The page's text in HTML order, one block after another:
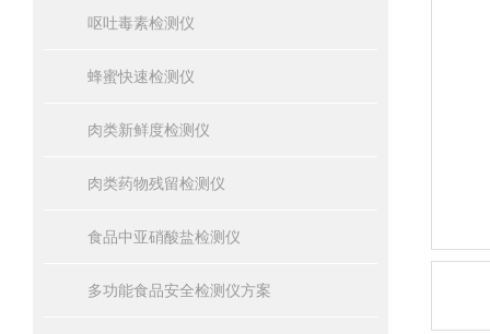
呕吐毒素检测仪
蜂蜜快速检测仪
肉类新鲜度检测仪
肉类药物残留检测仪
食品中亚硝酸盐检测仪
多功能食品安全检测仪方案